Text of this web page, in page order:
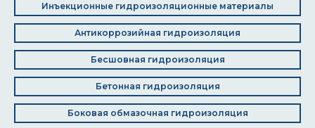
Инъекционные гидроизоляционные материалы
Антикоррозийная гидроизоляция
Бесшовная гидроизоляция
Бетонная гидроизоляция
Боковая обмазочная гидроизоляция